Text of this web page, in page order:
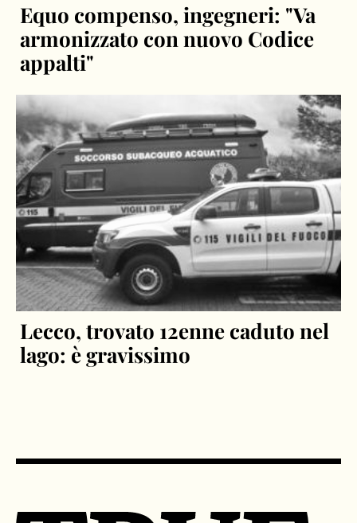
Equo compenso, ingegneri: "Va
armonizzato con nuovo Codice
appalti"
Lecco, trovato 12enne caduto nel
lago: è gravissimo